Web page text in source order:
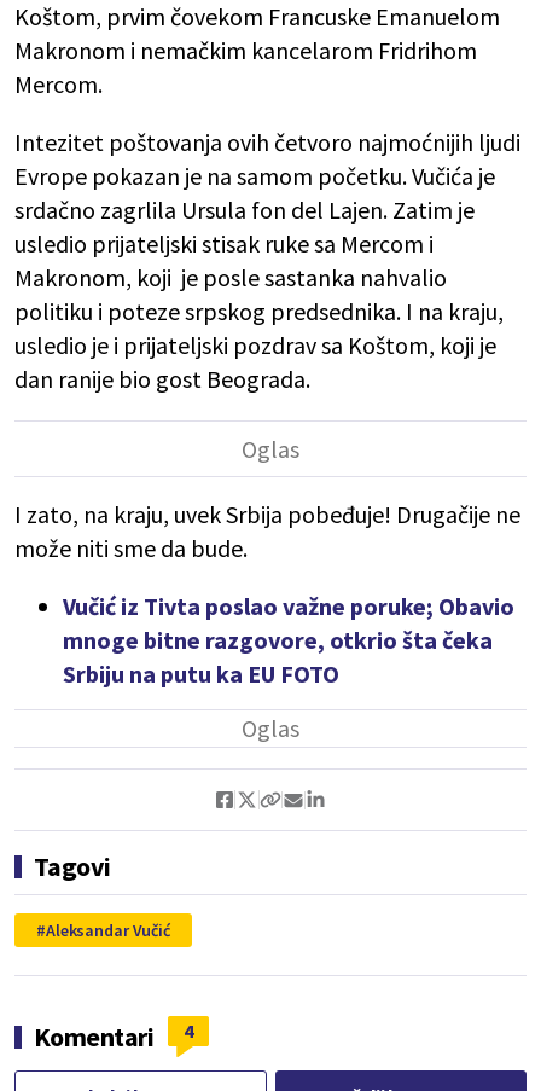
Koštom, prvim čovekom Francuske Emanuelom
Makronom i nemačkim kancelarom Fridrihom
Mercom.
Intezitet poštovanja ovih četvoro najmoćnijih ljudi
Evrope pokazan je na samom početku. Vučića je
srdačno zagrlila Ursula fon del Lajen. Zatim je
usledio prijateljski stisak ruke sa Mercom i
Makronom, koji je posle sastanka nahvalio
politiku i poteze srpskog predsednika. I na kraju,
usledio je i prijateljski pozdrav sa Koštom, koji je
dan ranije bio gost Beograda.
I zato, na kraju, uvek Srbija pobeđuje! Drugačije ne
može niti sme da bude.
Vučić iz Tivta poslao važne poruke; Obavio
mnoge bitne razgovore, otkrio šta čeka
Srbiju na putu ka EU FOTO
Tagovi
Aleksandar Vučić
Komentari 4